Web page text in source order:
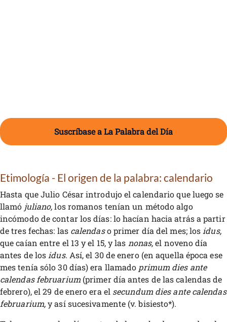
Suscríbase a La Palabra del Día
Etimología - El origen de la palabra: calendario
Hasta que Julio César introdujo el calendario que luego se
llamó juliano,los romanos tenían un método algo
incómodo de contar los días: lo hacían hacia atrás a partir
de tres fechas: las calendaso primer día del mes; los idus,
que caían entre el 13 y el 15, y las nonas,el noveno día
antes de los idus. Así, el 30 de enero (en aquella época ese
mes tenía sólo 30 días) era llamado primum dies ante
calendas februarium(primer día antes de las calendas de
febrero), el 29 de enero era el secundum dies ante calendas
februarium,y así sucesivamente (v. bisiesto*).